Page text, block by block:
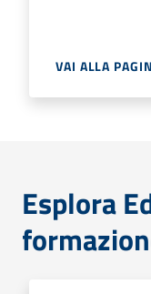
VAI ALLA
Esplora